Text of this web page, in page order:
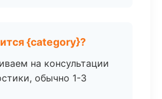
{category}?
на консультации
обычно 1-3